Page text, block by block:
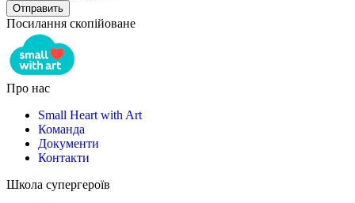
Посилання скопійоване
Про нас
Small Heart with Art
Команда
Документи
Контакти
Школа супергероїв